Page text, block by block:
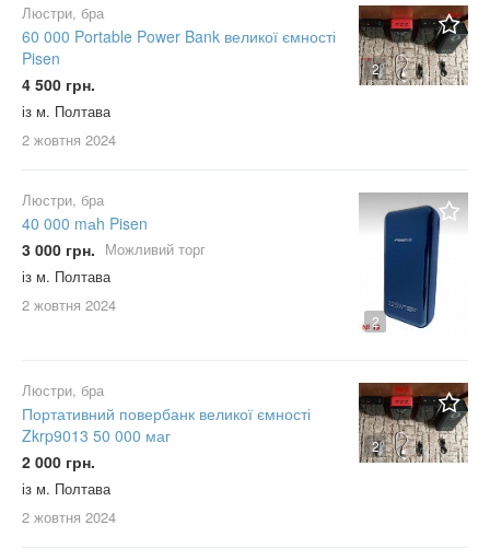
2
Люстри, бра
60 000 Portable Power Bank великої ємності
Pisen
4 500 грн.
із м. Полтава
2 жовтня 2024
2
Люстри, бра
40 000 mаh Pisen
3 000 грн. Можливий торг
із м. Полтава
2 жовтня 2024
2
Люстри, бра
Портативний повербанк великої ємності
Zkrp9013 50 000 маг
2 000 грн.
із м. Полтава
2 жовтня 2024